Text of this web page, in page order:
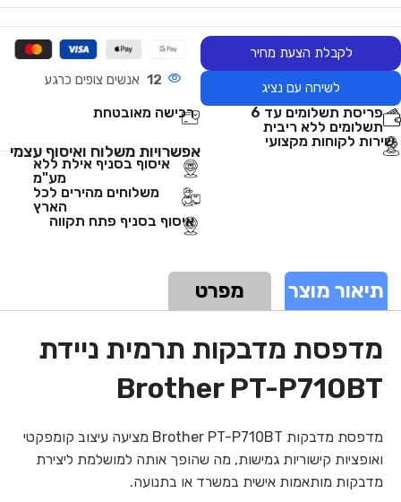
לקבלת הצעת מחיר
לשיחה עם נציג 12 אנשים צופים כרגע
פריסת תשלומים עד 6
תשלומים ללא ריבית
רכישה מאובטחת
שירות לקוחות מקצועי
אפשרויות משלוח ואיסוף עצמי
איסוף בסניף אילת ללא
מע"מ
משלוחים מהירים לכל
הארץ
איסוף בסניף פתח תקווה
תיאור מוצר מפרט
מדפסת מדבקות תרמית ניידת
Brother PT-P710BT
מדפסת מדבקות Brother PT-P710BT מציעה עיצוב קומפקטי
ואופציות קישוריות גמישות, מה שהופך אותה למושלמת ליצירת
מדבקות מותאמות אישית במשרד או בתנועה.